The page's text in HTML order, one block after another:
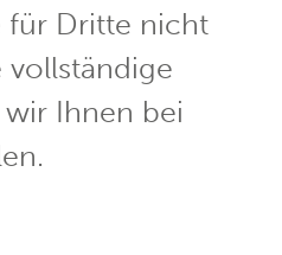
für Dritte nicht
Ihnen bei